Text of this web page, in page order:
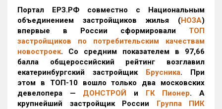
Портал ЕРЗ.РФ совместно с Национальным
объединением застройщиков жилья (НОЗА)
впервые в России сформировали ТОП
застройщиков по потребительским
качествам
новостроек. Со средним показателем в 97,66
балла общероссийский рейтинг возглавил
екатеринбургский застройщик
Брусника. При
этом в ТОП-10 вошло только два московских
девелопера —
ДОНСТРОЙ и ГК Пионер. А
крупнейший застройщик России
Группа ПИК